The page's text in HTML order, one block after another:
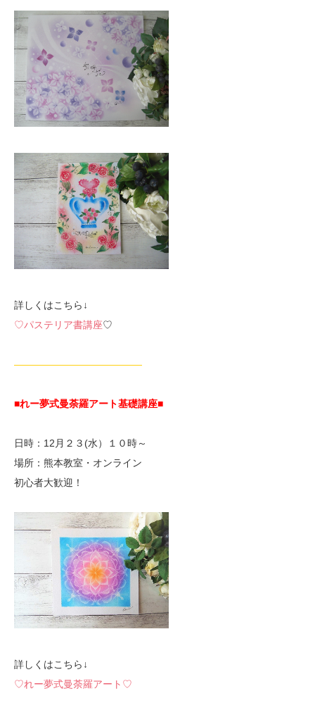
詳しくはこちら↓
♡パステリア書講座♡
—————————————
■れー夢式曼荼羅アート基礎講座■
日時：12月２３(水）１０時～
場所：熊本教室・オンライン
初心者大歓迎！
詳しくはこちら↓
♡れー夢式曼荼羅アート♡